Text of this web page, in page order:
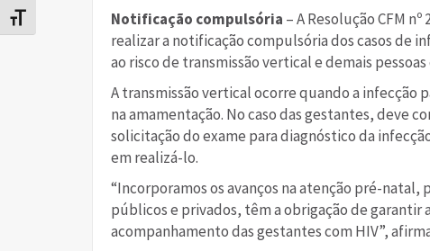
Alternar tamanho da fonteNotificação compulsória – A Resolução CFM
realizar a notificação compulsória dos casos de
ao risco de transmissão vertical e demais
A transmissão vertical ocorre quando a infecção
na amamentação. No caso das gestantes, deve
solicitação do exame para diagnóstico da
em realizá-lo.
“Incorporamos os avanços na atenção pré-natal,
públicos e privados, têm a obrigação de garantir
acompanhamento das gestantes com HIV”,